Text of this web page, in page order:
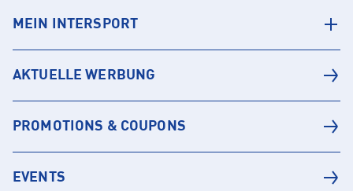
MEIN INTERSPORT
AKTUELLE WERBUNG
PROMOTIONS & COUPONS
EVENTS